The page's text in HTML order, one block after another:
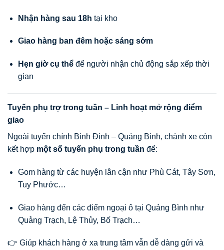
Nhận hàng sau 18h tại kho
Giao hàng ban đêm hoặc sáng sớm
Hẹn giờ cụ thểđể người nhận chủ động sắp xếp thời
gian
Tuyến phụ trợ trong tuần – Linh hoạt mở rộng điểm
giao
Ngoài tuyến chính Bình Định – Quảng Bình, chành xe còn
kết hợp một số tuyến phụ trong tuần để:
Gom hàng từ các huyện lân cận như Phù Cát, Tây Sơn,
Tuy Phước…
Giao hàng đến các điểm ngoại ô tại Quảng Bình như
Quảng Trạch, Lệ Thủy, Bố Trạch…
👉 Giúp khách hàng ở xa trung tâm vẫn dễ dàng gửi và